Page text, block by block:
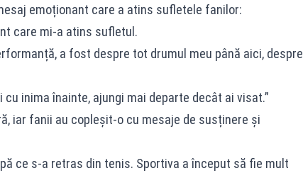
emoționant care a atins sufletele fanilor:
care mi-a atins sufletul.
a fost despre tot drumul meu până aici, despre
inima înainte, ajungi mai departe decât ai visat.”
iar fanii au copleșit-o cu mesaje de susținere și
ce s-a retras din tenis. Sportiva a început să fie mult